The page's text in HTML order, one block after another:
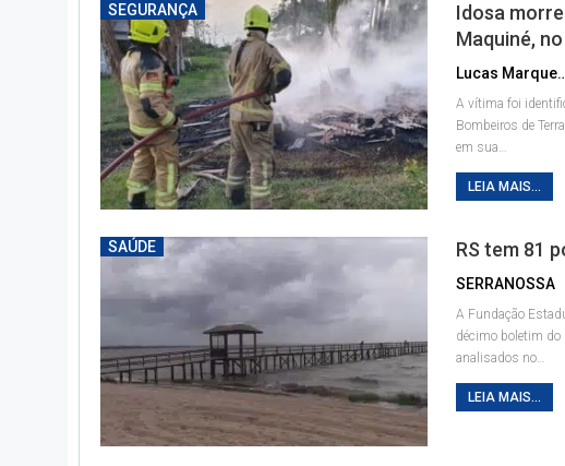
SEGURANÇA
Idosa
Maquiné,
Lucas
A vítima foi
Bombeiros de
em sua
LEIA MAIS...
SAÚDE RS tem 81
SERRANOSSA
A Fundação
décimo boletim
analisados no
LEIA MAIS...